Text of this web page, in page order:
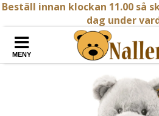
Beställ innan klockan 11.00 så
dag under
MENY